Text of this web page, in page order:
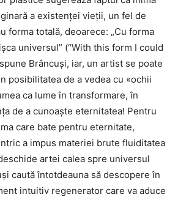
a existenţei vieţii, un fel de
forma totală, deoarece: „Cu forma
universul” (“With this form I could
Brâncuşi, iar, un artist se poate
posibilitatea de a vedea cu «ochii
ca lume în transformare, în
de a cunoaşte eternitatea! Pentru
care bate pentru eternitate,
a impus materiei brute fluiditatea
artei calea spre universul
caută întotdeauna să descopere în
intuitiv regenerator care va aduce